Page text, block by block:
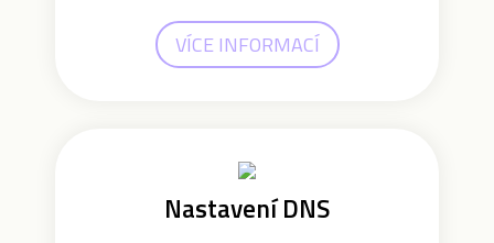
VÍCE INFORMACÍ
Nastavení DNS